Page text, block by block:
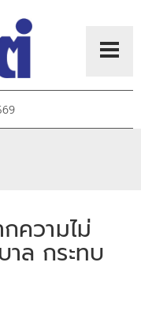
ความไม่
ล กระทบ